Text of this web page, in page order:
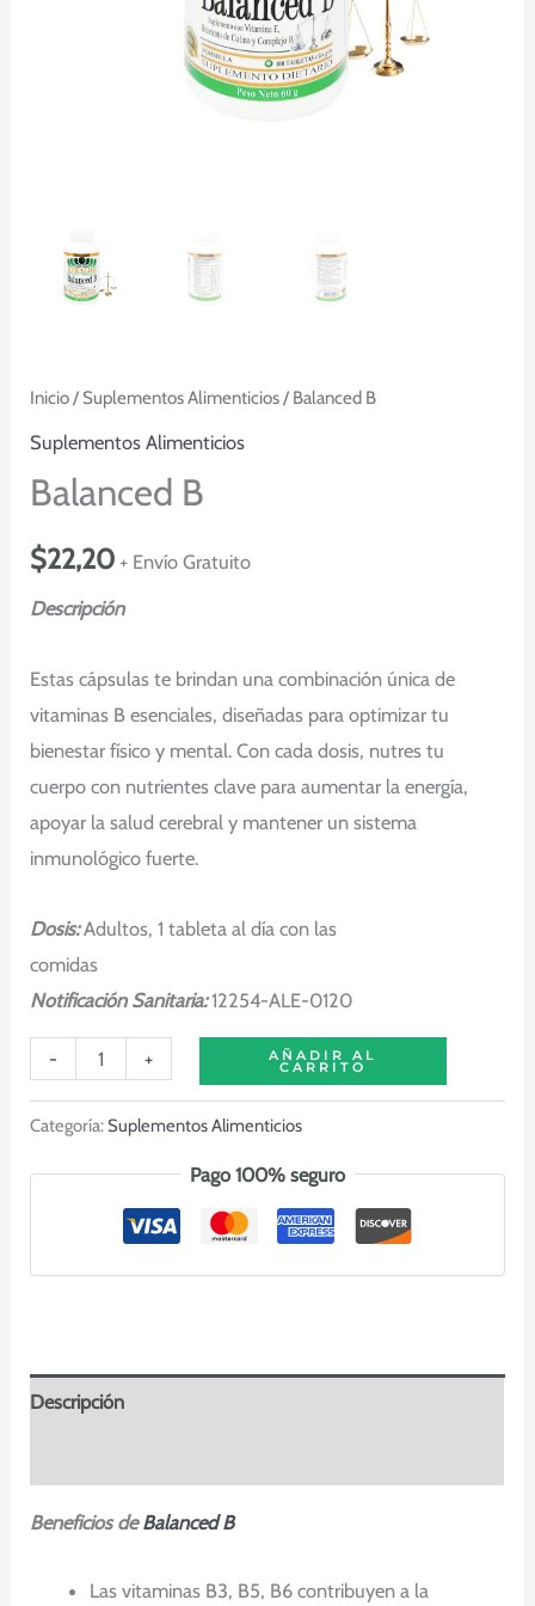
Inicio/ Suplementos Alimenticios/ Balanced B
Suplementos Alimenticios
Balanced B
$22,20 + Envío Gratuito
Descripción
Estas cápsulas te brindan una combinación única de
vitaminas B esenciales, diseñadas para optimizar tu
bienestar físico y mental. Con cada dosis, nutres tu
cuerpo con nutrientes clave para aumentar la energía,
apoyar la salud cerebral y mantener un sistema
inmunológico fuerte.
Dosis:Adultos, 1 tableta al día con las
comidas
Notificación Sanitaria:12254-ALE-0120
-
Balanced
cantidad
+ AÑADIR AL
CARRITO
Categoría:Suplementos Alimenticios
Pago 100% seguro
Descripción
Beneficios deBalanced B
Las vitaminas B3, B5, B6 contribuyen a la